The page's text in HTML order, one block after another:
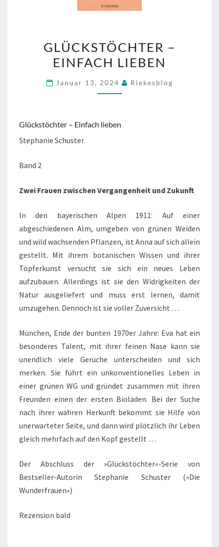
–
EINFACH
GLÜCKSTÖCHTER –
EINFACH LIEBEN
Januar 13, 2024 Riekesblog
Glückstöchter – Einfach lieben
Stephanie Schuster
Band 2
Zwei Frauen zwischen Vergangenheit und Zukunft
In den bayerischen Alpen 1911: Auf einer
abgeschiedenen Alm, umgeben von grünen Weiden
und wild wachsenden Pflanzen, ist Anna auf sich allein
gestellt. Mit ihrem botanischen Wissen und ihrer
Töpferkunst versucht sie sich ein neues Leben
aufzubauen. Allerdings ist sie den Widrigkeiten der
Natur ausgeliefert und muss erst lernen, damit
umzugehen. Dennoch ist sie voller Zuversicht …
München, Ende der bunten 1970er Jahre: Eva hat ein
besonderes Talent, mit ihrer feinen Nase kann sie
unendlich viele Gerüche unterscheiden und sich
merken. Sie führt ein unkonventionelles Leben in
einer grünen WG und gründet zusammen mit ihren
Freunden einen der ersten Bioläden. Bei der Suche
nach ihrer wahren Herkunft bekommt sie Hilfe von
unerwarteter Seite, und dann wird plötzlich ihr Leben
gleich mehrfach auf den Kopf gestellt …
Der Abschluss der »Glückstöchter«-Serie von
Bestseller-Autorin Stephanie Schuster (»Die
Wunderfrauen«)
Rezension bald